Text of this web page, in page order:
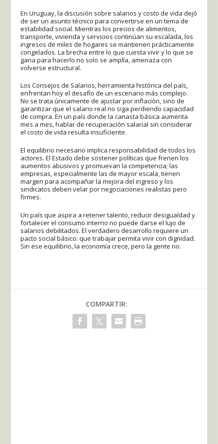
En Uruguay, la discusión sobre salarios y costo de vida dejó
de ser un asunto técnico para convertirse en un tema de
estabilidad social. Mientras los precios de alimentos,
transporte, vivienda y servicios continúan su escalada, los
ingresos de miles de hogares se mantienen prácticamente
congelados. La brecha entre lo que cuesta vivir y lo que se
gana para hacerlo no solo se amplía, amenaza con
volverse estructural.
Los Consejos de Salarios, herramienta histórica del país,
enfrentan hoy el desafío de un escenario más complejo.
No se trata únicamente de ajustar por inflación, sino de
garantizar que el salario real no siga perdiendo capacidad
de compra. En un país donde la canasta básica aumenta
mes a mes, hablar de recuperación salarial sin considerar
el costo de vida resulta insuficiente.
El equilibrio necesario implica responsabilidad de todos los
actores. El Estado debe sostener políticas que frenen los
aumentos abusivos y promuevan la competencia; las
empresas, especialmente las de mayor escala, tienen
margen para acompañar la mejora del ingreso y los
sindicatos deben velar por negociaciones realistas pero
firmes.
Un país que aspira a retener talento, reducir desigualdad y
fortalecer el consumo interno no puede darse el lujo de
salarios debilitados. El verdadero desarrollo requiere un
pacto social básico: que trabajar permita vivir con dignidad.
Sin ese equilibrio, la economía crece, pero la gente no.
COMPARTIR: